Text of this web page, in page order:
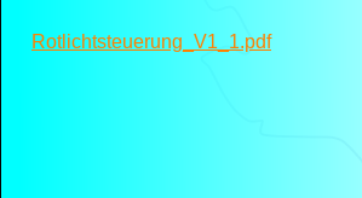
Rotlichtsteuerung_V1_1.pdf